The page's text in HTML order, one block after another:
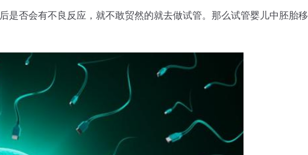
是否会有不良反应，就不敢贸然的就去做试管。那么试管婴儿中胚胎移